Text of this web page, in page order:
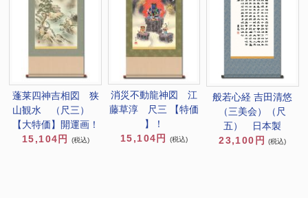
蓬莱四神吉相図 狭
山観水 （尺三）
【大特価】開運画！
15,104円
(税込)
消災不動龍神図 江
藤草淳 尺三 【特価
】！
15,104円
(税込)
般若心経 吉田清悠
（三美会）（尺
五） 日本製
23,100円
(税込)